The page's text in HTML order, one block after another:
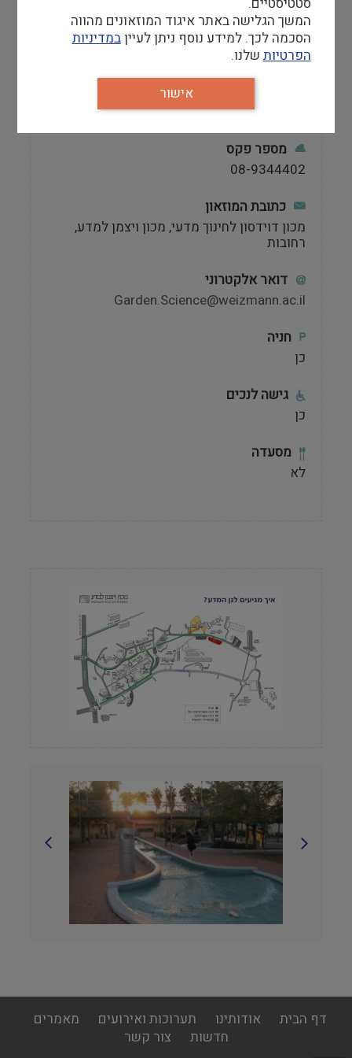
אתר
http://davidson.weizmann.ac.il/science-
garden
08-9344401
מספר פקס
08-9344402
כתובת המוזאון
מכון דוידסון לחינוך מדעי, מכון ויצמן למדע,
רחובות
דואר אלקטרוני
Garden.Science@weizmann.ac.il
חניה
כן
גישה לנכים
כן
מסעדה
לא
footer
menu
דף הבית אודותינו תערוכות ואירועים
מאמרים
חדשות
צור קשר
המשך הגלישה באתר איגוד המוזאונים מהווה
הסכמה לכך. למידע נוסף ניתן לעייןבמדיניות
הפרטיותשלנו.
אישור